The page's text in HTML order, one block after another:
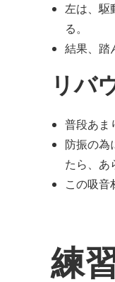
左は、駆
る。
結果、踏
リバ
普段あま
防振の為
たら、あ
この吸音
練